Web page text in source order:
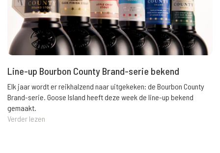
Line-up Bourbon County Brand-serie bekend
Elk jaar wordt er reikhalzend naar uitgekeken: de Bourbon County
Brand-serie. Goose Island heeft deze week de line-up bekend
gemaakt.
Verder lezen